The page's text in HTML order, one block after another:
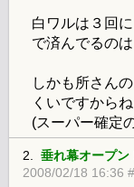
白ワルは３回
で済んでるの
しかも所さん
くいですからね
(スーパー確定
2. 垂れ幕オープン
2008/02/18 16:36